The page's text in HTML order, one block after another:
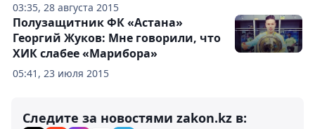
03:35, 28 августа 2015
05:41, 23 июля 2015
Полузащитник ФК «Астана»
Георгий Жуков: Мне говорили, что
ХИК слабее «Марибора»
Следите за новостями zakon.kz в: